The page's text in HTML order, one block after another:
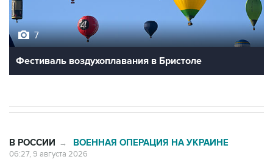
7
Фестиваль воздухоплавания в Бристоле
В РОССИИ → ВОЕННАЯ ОПЕРАЦИЯ НА УКРАИНЕ
06:27, 9 августа 2026